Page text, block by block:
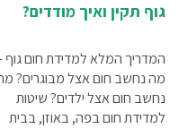
גוף תקין ואיך מודדים?
המדריך המלא למדידת חום גוף
מה נחשב חום אצל מבוגרים?
נחשב חום אצל ילדים? שיטות
למדידת חום בפה, באוזן, בבית